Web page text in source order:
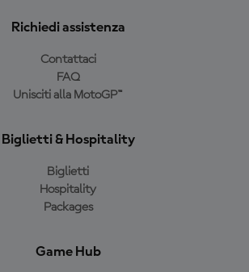
Richiedi assistenza
Contattaci
FAQ
Unisciti alla MotoGP™
Biglietti & Hospitality
Biglietti
Hospitality
Packages
Game Hub